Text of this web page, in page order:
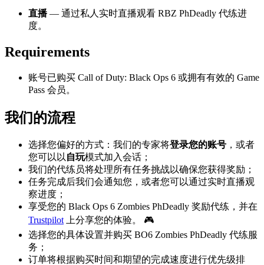
直播— 通过私人实时直播观看 RBZ PhDeadly 代练进
度。
Requirements
账号已购买 Call of Duty: Black Ops 6 或拥有有效的 Game
Pass 会员。
我们的流程
选择您偏好的方式：我们的专家将登录您的账号 ，或者
您可以以 自玩模式加入会话；
我们的代练员将处理所有任务挑战以确保您获得奖励；
任务完成后我们会通知您，或者您可以通过实时直播观
察进度；
享受您的 Black Ops 6 Zombies PhDeadly 奖励代练，并在
Trustpilot 上分享您的体验。 🎮
选择您的具体设置并购买 BO6 Zombies PhDeadly 代练服
务；
订单将根据购买时间和期望的完成速度进行优先级排